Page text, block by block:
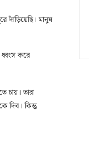
দাঁড়িয়েছি। মানুষ
করে
চায়। তারা
দিব। কিন্তু